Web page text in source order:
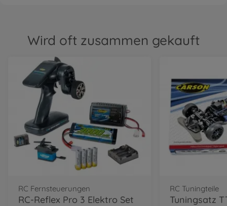
Wird oft zusammen gekauft
RC Fernsteuerungen
RC-Reflex Pro 3 Elektro Set
RC Tuningteile
Tuningsatz